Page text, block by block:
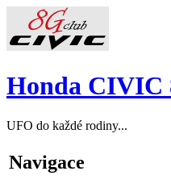
Honda CIVIC
UFO do každé rodiny...
Navigace